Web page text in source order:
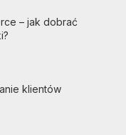
– jak dobrać
klientów